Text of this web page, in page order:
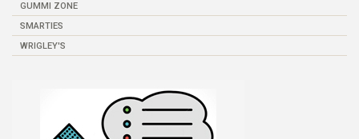
GUMMI ZONE
SMARTIES
WRIGLEY'S